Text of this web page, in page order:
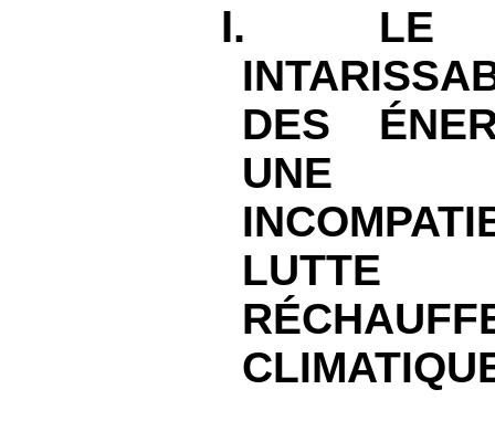
I.
LE
DES
UNE
LUTTE